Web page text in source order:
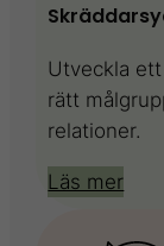
Utveckla
rätt
relationer.
Läs mer